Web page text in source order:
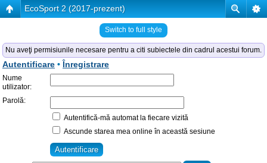
EcoSport 2 (2017-prezent)
Switch to full style
Nu aveţi permisiunile necesare pentru a citi subiectele din cadrul acestui forum.
Autentificare • Înregistrare
Nume
utilizator:
Parolă:
Autentifică-mă automat la fiecare vizită
Ascunde starea mea online în această sesiune